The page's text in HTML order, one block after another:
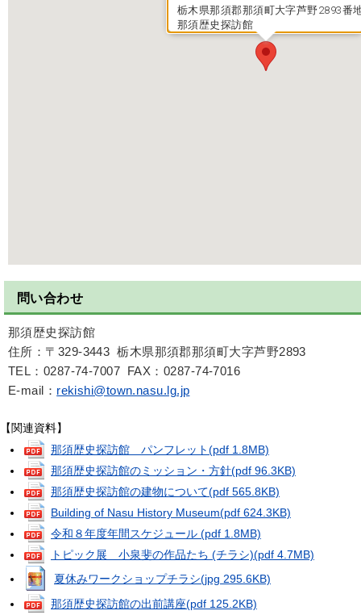
栃木県那須郡那須町大字芦野2893番
那須歴史探訪館
問い合わせ
那須歴史探訪館
住所：〒329-3443 栃木県那須郡那須町大字芦野2893
TEL：0287-74-7007 FAX：0287-74-7016
E-mail： rekishi@town.nasu.lg.jp
【関連資料】
那須歴史探訪館 パンフレット(pdf 1.8MB)
那須歴史探訪館のミッション・方針(pdf 96.3KB)
那須歴史探訪館の建物について(pdf 565.8KB)
Building of Nasu History Museum(pdf 624.3KB)
令和８年度年間スケジュール (pdf 1.8MB)
トピック展 小泉斐の作品たち (チラシ)(pdf 4.7MB)
夏休みワークショップチラシ(jpg 295.6KB)
那須歴史探訪館の出前講座(pdf 125.2KB)